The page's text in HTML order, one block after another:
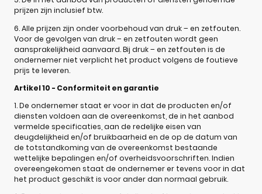
prijzen zijn inclusief btw.
6. Alle prijzen zijn onder voorbehoud van druk – en zetfouten.
Voor de gevolgen van druk – en zetfouten wordt geen
aansprakelijkheid aanvaard. Bij druk – en zetfouten is de
ondernemer niet verplicht het product volgens de foutieve
prijs te leveren.
Artikel 10 - Conformiteit en garantie
1. De ondernemer staat er voor in dat de producten en/of
diensten voldoen aan de overeenkomst, de in het aanbod
vermelde specificaties, aan de redelijke eisen van
deugdelijkheid en/of bruikbaarheid en de op de datum van
de totstandkoming van de overeenkomst bestaande
wettelijke bepalingen en/of overheidsvoorschriften. Indien
overeengekomen staat de ondernemer er tevens voor in dat
het product geschikt is voor ander dan normaal gebruik.